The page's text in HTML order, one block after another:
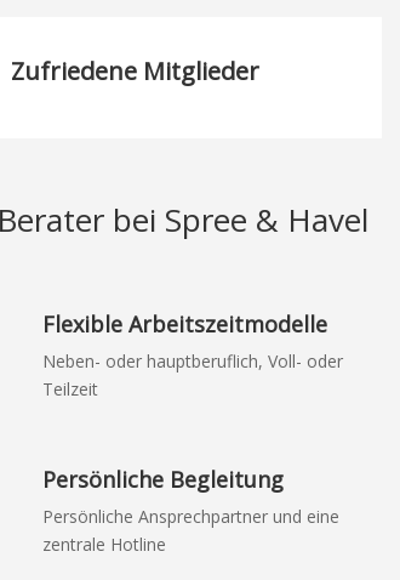
Zufriedene Mitglieder
bei Spree & Havel
Flexible Arbeitszeitmodelle
Neben- oder hauptberuflich, Voll- oder
Teilzeit
Persönliche Begleitung
Persönliche Ansprechpartner und eine
zentrale Hotline